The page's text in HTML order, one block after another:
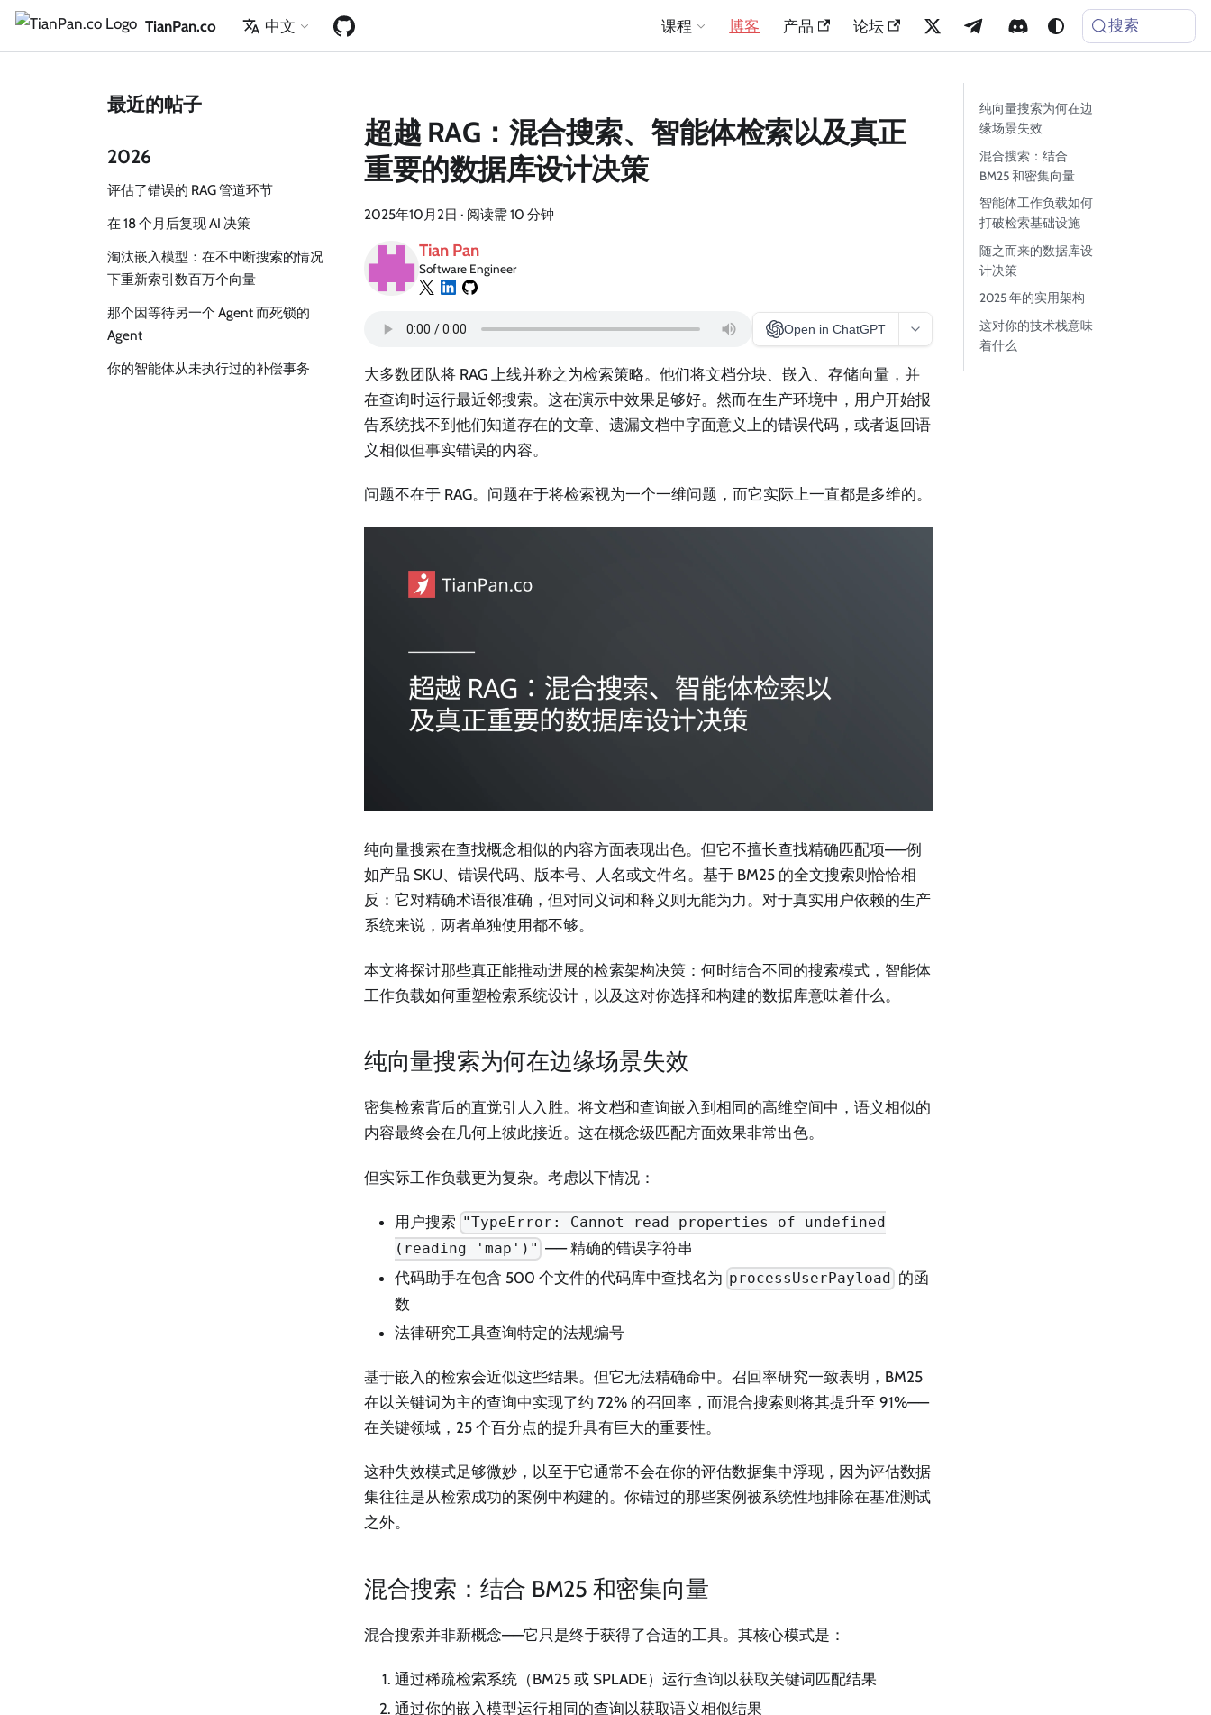
TianPan.co 中文 课程 博客 产品 论坛 搜索
最近的帖子
2026
评估了错误的 RAG 管道环节
在 18 个月后复现 AI 决策
淘汰嵌入模型：在不中断搜索的情况
下重新索引数百万个向量
那个因等待另一个 Agent 而死锁的
Agent
你的智能体从未执行过的补偿事务
超越 RAG：混合搜索、智能体检索以及真正
重要的数据库设计决策
2025年10月2日 · 阅读需 10 分钟
Tian Pan
Software Engineer
Open in ChatGPT
大多数团队将 RAG 上线并称之为检索策略。他们将文档分块、嵌入、存储向量，并
在查询时运行最近邻搜索。这在演示中效果足够好。然而在生产环境中，用户开始报
告系统找不到他们知道存在的文章、遗漏文档中字面意义上的错误代码，或者返回语
义相似但事实错误的内容。
问题不在于 RAG。问题在于将检索视为一个一维问题，而它实际上一直都是多维的。
纯向量搜索在查找概念相似的内容方面表现出色。但它不擅长查找精确匹配项——例
如产品 SKU、错误代码、版本号、人名或文件名。基于 BM25 的全文搜索则恰恰相
反：它对精确术语很准确，但对同义词和释义则无能为力。对于真实用户依赖的生产
系统来说，两者单独使用都不够。
本文将探讨那些真正能推动进展的检索架构决策：何时结合不同的搜索模式，智能体
工作负载如何重塑检索系统设计，以及这对你选择和构建的数据库意味着什么。
纯向量搜索为何在边缘场景失效
密集检索背后的直觉引人入胜。将文档和查询嵌入到相同的高维空间中，语义相似的
内容最终会在几何上彼此接近。这在概念级匹配方面效果非常出色。
但实际工作负载更为复杂。考虑以下情况：
用户搜索 "TypeError: Cannot read properties of undefined
(reading 'map')" —— 精确的错误字符串
代码助手在包含 500 个文件的代码库中查找名为 processUserPayload
的函
数
法律研究工具查询特定的法规编号
基于嵌入的检索会近似这些结果。但它无法精确命中。召回率研究一致表明，BM25
在以关键词为主的查询中实现了约 72% 的召回率，而混合搜索则将其提升至 91%——
在关键领域，25 个百分点的提升具有巨大的重要性。
这种失效模式足够微妙，以至于它通常不会在你的评估数据集中浮现，因为评估数据
集往往是从检索成功的案例中构建的。你错过的那些案例被系统性地排除在基准测试
之外。
混合搜索：结合 BM25 和密集向量
混合搜索并非新概念——它只是终于获得了合适的工具。其核心模式是：
通过稀疏检索系统（BM25 或 SPLADE）运行查询以获取关键词匹配结果
通过你的嵌入模型运行相同的查询以获取语义相似结果
纯向量搜索为何在边
缘场景失效
混合搜索：结合
BM25 和密集向量
智能体工作负载如何
打破检索基础设施
随之而来的数据库设
计决策
2025 年的实用架构
这对你的技术栈意味
着什么